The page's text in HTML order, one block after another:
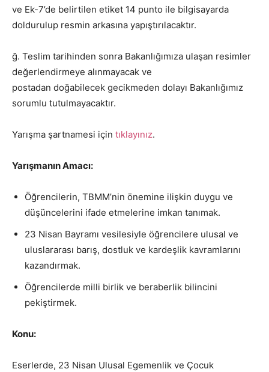
ve Ek-7’de belirtilen etiket 14 punto ile bilgisayarda
doldurulup resmin arkasına yapıştırılacaktır.
ğ. Teslim tarihinden sonra Bakanlığımıza ulaşan resimler
değerlendirmeye alınmayacak ve
postadan doğabilecek gecikmeden dolayı Bakanlığımız
sorumlu tutulmayacaktır.
Yarışma şartnamesi için tıklayınız.
Yarışmanın Amacı:
Öğrencilerin, TBMM’nin önemine ilişkin duygu ve
düşüncelerini ifade etmelerine imkan tanımak.
23 Nisan Bayramı vesilesiyle öğrencilere ulusal ve
uluslararası barış, dostluk ve kardeşlik kavramlarını
kazandırmak.
Öğrencilerde milli birlik ve beraberlik bilincini
pekiştirmek.
Konu:
Eserlerde, 23 Nisan Ulusal Egemenlik ve Çocuk